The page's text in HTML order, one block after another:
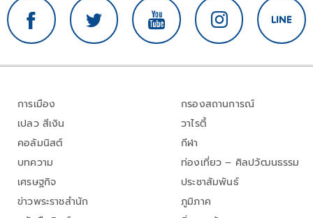
การเมือง
เปลว สีเงิน
คอลัมนิสต์
บทความ
เศรษฐกิจ
ข่าวพระราชสำนัก
กรองสถานการณ์
วาไรตี้
กีฬา
ท่องเที่ยว – ศิลปวัฒนธรรม
ประชาสัมพันธ์
ภูมิภาค